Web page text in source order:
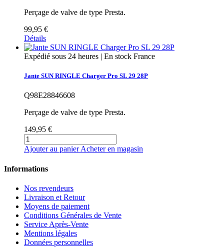
Perçage de valve de type Presta.
99,95 €
Détails
Expédié sous 24 heures | En stock France
Jante SUN RINGLE Charger Pro SL 29 28P
Q98E28846608
Perçage de valve de type Presta.
149,95 €
Ajouter au panier Acheter en magasin
Informations
Nos revendeurs
Livraison et Retour
Moyens de paiement
Conditions Générales de Vente
Service Après-Vente
Mentions légales
Données personnelles